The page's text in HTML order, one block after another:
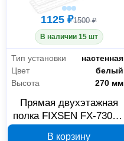
1125 ₽1500 ₽
В наличии 15 шт
Тип установки
настенная
Цвет
белый
Высота
270 мм
Прямая двухэтажная
полка FIXSEN FX-730W-
В корзину